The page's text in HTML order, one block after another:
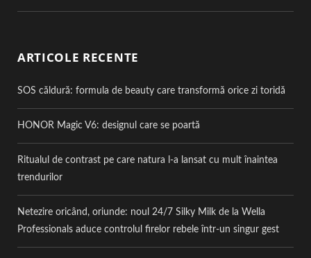
ARTICOLE RECENTE
SOS căldură: formula de beauty care transformă orice zi toridă
HONOR Magic V6: designul care se poartă
Ritualul de contrast pe care natura l-a lansat cu mult înaintea
trendurilor
Netezire oricând, oriunde: noul 24/7 Silky Milk de la Wella
Professionals aduce controlul firelor rebele într-un singur gest